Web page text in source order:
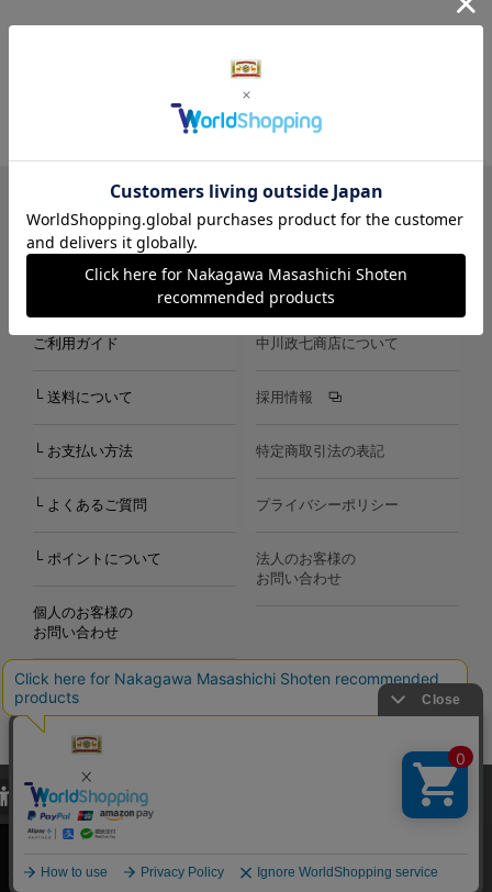
LINE Instagram X Facebook メールマガジン
ご利用ガイド
└ 送料について
└ お支払い方法
└ よくあるご質問
└ ポイントについて
個人のお客様の
お問い合わせ
中川政七商店について
採用情報
特定商取引法の表記
プライバシーポリシー
法人のお客様の
お問い合わせ
Copyright©2000-2026
Nakagawa Masashichi Shoten All Rights Reserved.
当サイトでは、当サイト内における閲覧履歴・属性情報などの取得およ
び利便性向上のためにクッキー（Cookie）を使用いたします。詳細に
関しては「プライバシーポリシー
承諾する